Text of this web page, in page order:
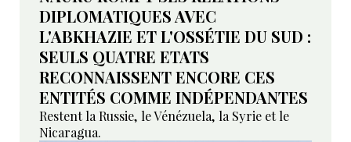
DIPLOMATIQUES AVEC
L'ABKHAZIE ET L'OSSÉTIE DU SUD :
SEULS QUATRE ETATS
RECONNAISSENT ENCORE CES
ENTITÉS COMME INDÉPENDANTES
Restent la Russie, le Vénézuela, la Syrie et le
Nicaragua.